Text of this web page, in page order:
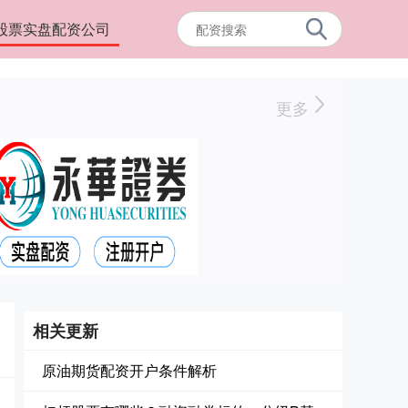
票实盘配资公司
更多
相关更新
原油期货配资开户条件解析